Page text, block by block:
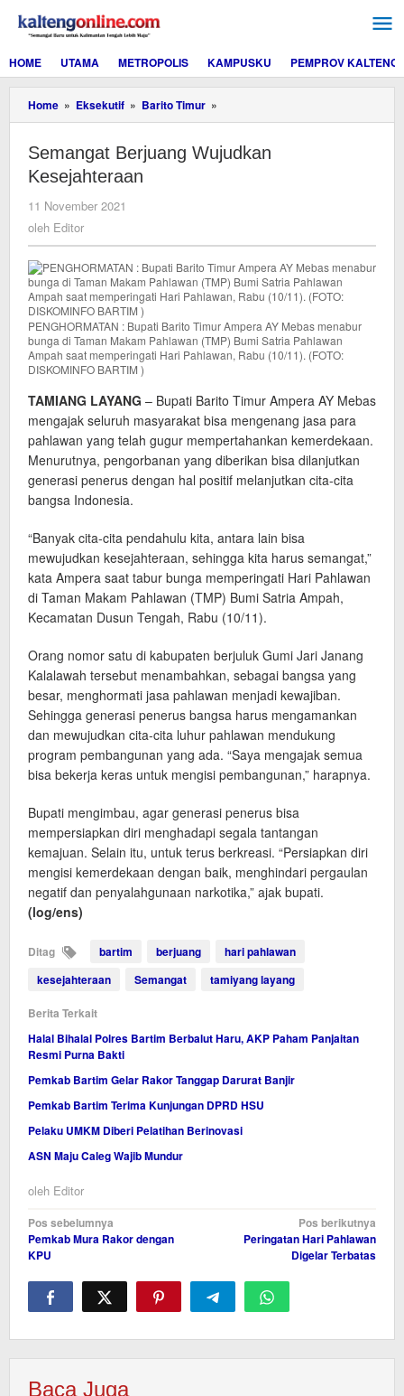
konten
HOME
UTAMA METROPOLIS KAMPUSKU PEMPROV KALTENG
Home » Eksekutif » Barito Timur »
Berjuang
Kesejahteraan
Semangat Berjuang Wujudkan
Kesejahteraan
11 November 2021
oleh Editor
PENGHORMATAN : Bupati Barito Timur Ampera AY Mebas menabur
bunga di Taman Makam Pahlawan (TMP) Bumi Satria Pahlawan
Ampah saat memperingati Hari Pahlawan, Rabu (10/11). (FOTO:
DISKOMINFO BARTIM )
TAMIANG LAYANG – Bupati Barito Timur Ampera AY Mebas
mengajak seluruh masyarakat bisa mengenang jasa para
pahlawan yang telah gugur mempertahankan kemerdekaan.
Menurutnya, pengorbanan yang diberikan bisa dilanjutkan
generasi penerus dengan hal positif melanjutkan cita-cita
bangsa Indonesia.
“Banyak cita-cita pendahulu kita, antara lain bisa
mewujudkan kesejahteraan, sehingga kita harus semangat,”
kata Ampera saat tabur bunga memperingati Hari Pahlawan
di Taman Makam Pahlawan (TMP) Bumi Satria Ampah,
Kecamatan Dusun Tengah, Rabu (10/11).
Orang nomor satu di kabupaten berjuluk Gumi Jari Janang
Kalalawah tersebut menambahkan, sebagai bangsa yang
besar, menghormati jasa pahlawan menjadi kewajiban.
Sehingga generasi penerus bangsa harus mengamankan
dan mewujudkan cita-cita luhur pahlawan mendukung
program pembangunan yang ada. “Saya mengajak semua
bisa bekerja keras untuk mengisi pembangunan,” harapnya.
Bupati mengimbau, agar generasi penerus bisa
mempersiapkan diri menghadapi segala tantangan
kemajuan. Selain itu, untuk terus berkreasi. “Persiapkan diri
mengisi kemerdekaan dengan baik, menghindari pergaulan
negatif dan penyalahgunaan narkotika,” ajak bupati.
(log/ens)
Ditag bartim berjuang
hari pahlawan
kesejahteraan
Semangat tamiyang layang
Berita Terkait
Halal Bihalal Polres Bartim Berbalut Haru, AKP Paham Panjaitan
Resmi Purna Bakti
Pemkab Bartim Gelar Rakor Tanggap Darurat Banjir
Pemkab Bartim Terima Kunjungan DPRD HSU
Pelaku UMKM Diberi Pelatihan Berinovasi
ASN Maju Caleg Wajib Mundur
oleh Editor
Navigasi
pos
Pos sebelumnya
Pemkab Mura Rakor dengan
KPU
Pos berikutnya
Peringatan Hari Pahlawan
Digelar Terbatas
Baca Juga